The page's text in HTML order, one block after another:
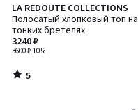
LA REDOUTE COLLECTIONS
Полосатый хлопковый топ на
тонких бретелях
3600 ₽-10%
3240 ₽
5
/
5
5
/